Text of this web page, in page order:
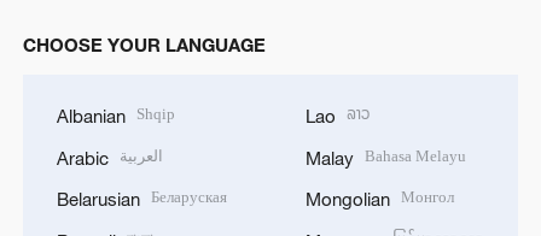
CHOOSE YOUR LANGUAGE
Albanian Shqip
Arabic العربية
Belarusian Беларуская
Lao ລາວ
Malay Bahasa Melayu
Mongolian Монгол